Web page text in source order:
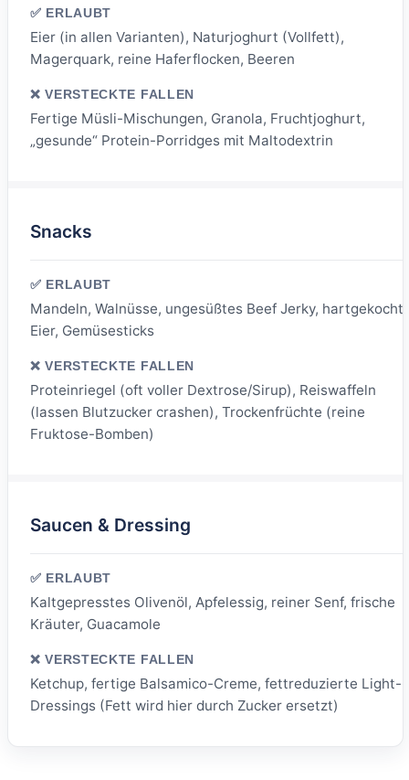
Eier (in allen Varianten), Naturjoghurt (Vollfett),
Magerquark, reine Haferflocken, Beeren
Fertige Müsli-Mischungen, Granola, Fruchtjoghurt,
„gesunde“ Protein-Porridges mit Maltodextrin
Snacks
Mandeln, Walnüsse, ungesüßtes Beef Jerky,
Eier, Gemüsesticks
Proteinriegel (oft voller Dextrose/Sirup), Reiswaffeln
(lassen Blutzucker crashen), Trockenfrüchte (reine
Fruktose-Bomben)
Saucen & Dressing
Kaltgepresstes Olivenöl, Apfelessig, reiner Senf, frische
Kräuter, Guacamole
Ketchup, fertige Balsamico-Creme, fettreduzierte Light-
Dressings (Fett wird hier durch Zucker ersetzt)